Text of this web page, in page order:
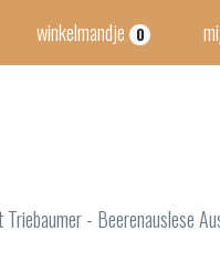
winkelmandje 0
Triebaumer - Beerenauslese